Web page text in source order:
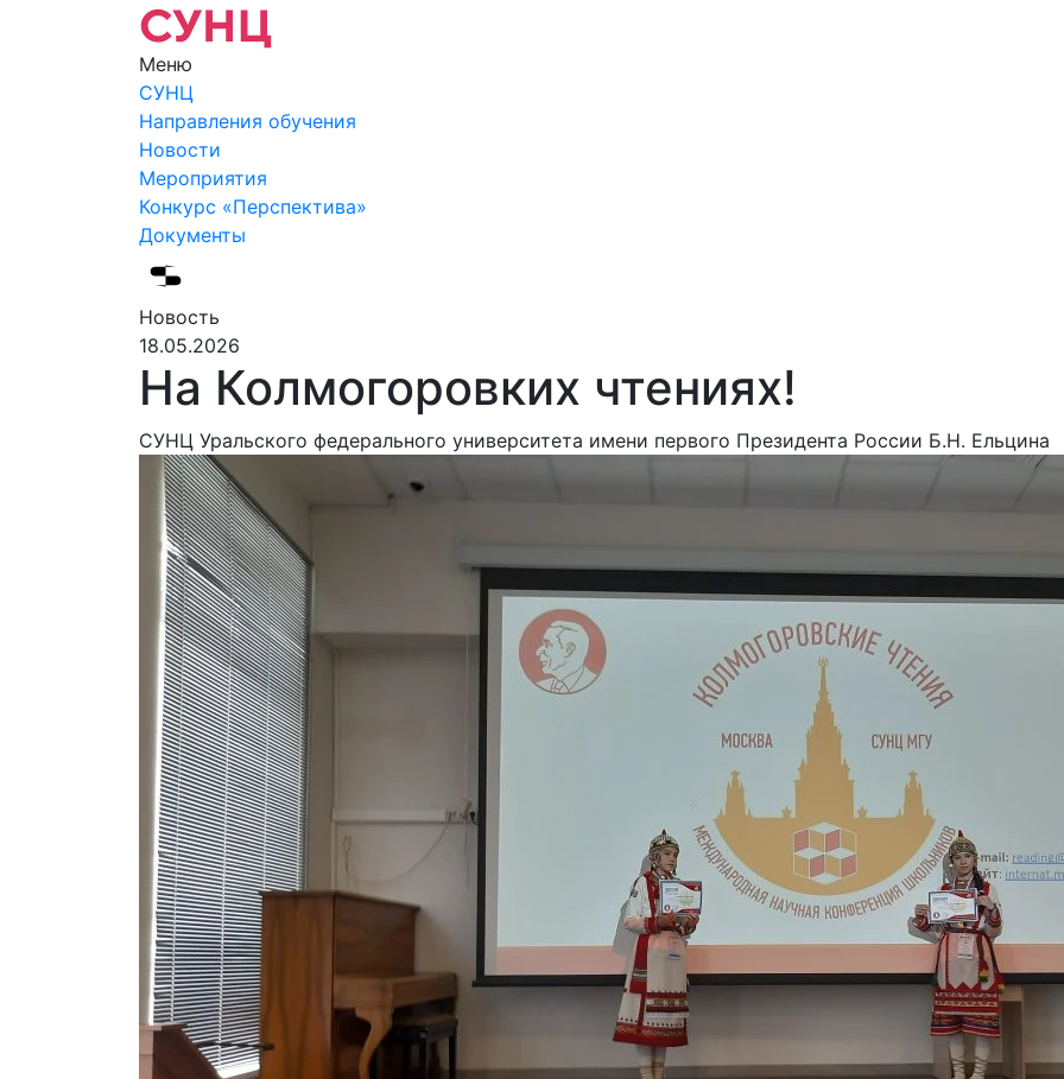
Меню
СУНЦ
Направления обучения
Новости
Мероприятия
Конкурс «Перспектива»
Документы
Новость
18.05.2026
На Колмогоровких чтениях!
СУНЦ Уральского федерального университета имени первого Президента России Б.Н. Ельцина